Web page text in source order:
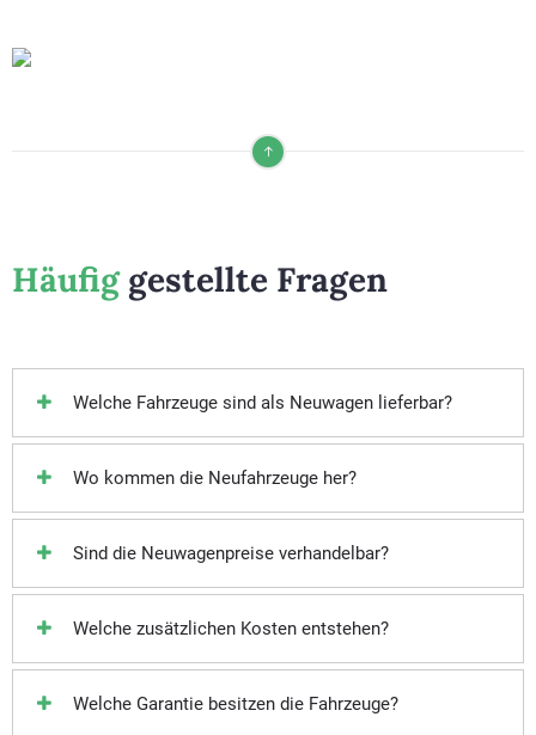
Häufiggestellte Fragen
Welche Fahrzeuge sind als Neuwagen lieferbar?
Wo kommen die Neufahrzeuge her?
Sind die Neuwagenpreise verhandelbar?
Welche zusätzlichen Kosten entstehen?
Welche Garantie besitzen die Fahrzeuge?